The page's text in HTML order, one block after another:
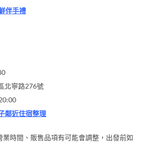
伴手禮
北寧路276號
鄰近住宿整理
業時間、販售品項有可能會調整，出發前如